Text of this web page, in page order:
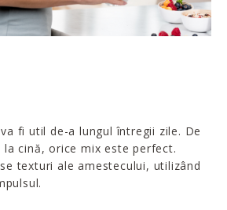
fi util de-a lungul întregii zile. De
la cină, orice mix este perfect.
texturi ale amestecului, utilizând